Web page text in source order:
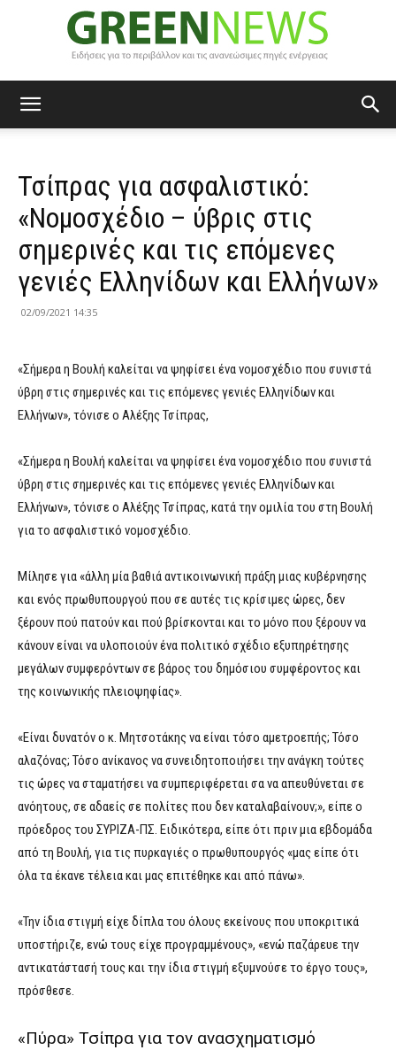
News
Τσίπρας για ασφαλιστικό:
«Νομοσχέδιο – ύβρις στις
σημερινές και τις επόμενες
γενιές Ελληνίδων και Ελλήνων»
02/09/2021 14:35
«Σήμερα η Βουλή καλείται να ψηφίσει ένα νομοσχέδιο που συνιστά
ύβρη στις σημερινές και τις επόμενες γενιές Ελληνίδων και
Ελλήνων», τόνισε ο Αλέξης Τσίπρας,
«Σήμερα η Βουλή καλείται να ψηφίσει ένα νομοσχέδιο που συνιστά
ύβρη στις σημερινές και τις επόμενες γενιές Ελληνίδων και
Ελλήνων», τόνισε ο Αλέξης Τσίπρας, κατά την ομιλία του στη Βουλή
για το ασφαλιστικό νομοσχέδιο.
Μίλησε για «άλλη μία βαθιά αντικοινωνική πράξη μιας κυβέρνησης
και ενός πρωθυπουργού που σε αυτές τις κρίσιμες ώρες, δεν
ξέρουν πού πατούν και πού βρίσκονται και το μόνο που ξέρουν να
κάνουν είναι να υλοποιούν ένα πολιτικό σχέδιο εξυπηρέτησης
μεγάλων συμφερόντων σε βάρος του δημόσιου συμφέροντος και
της κοινωνικής πλειοψηφίας».
«Είναι δυνατόν ο κ. Μητσοτάκης να είναι τόσο αμετροεπής; Τόσο
αλαζόνας; Τόσο ανίκανος να συνειδητοποιήσει την ανάγκη τούτες
τις ώρες να σταματήσει να συμπεριφέρεται σα να απευθύνεται σε
ανόητους, σε αδαείς σε πολίτες που δεν καταλαβαίνουν;», είπε ο
πρόεδρος του ΣΥΡΙΖΑ-ΠΣ. Ειδικότερα, είπε ότι πριν μια εβδομάδα
από τη Βουλή, για τις πυρκαγιές ο πρωθυπουργός «μας είπε ότι
όλα τα έκανε τέλεια και μας επιτέθηκε και από πάνω».
«Την ίδια στιγμή είχε δίπλα του όλους εκείνους που υποκριτικά
υποστήριζε, ενώ τους είχε προγραμμένους», «ενώ παζάρευε την
αντικατάστασή τους και την ίδια στιγμή εξυμνούσε το έργο τους»,
πρόσθεσε.
«Πύρα» Τσίπρα για τον ανασχηματισμό